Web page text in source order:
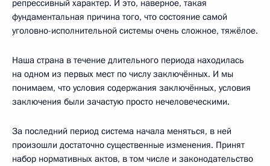
репрессивный характер. И это, наверное, такая
фундаментальная причина того, что состояние самой
уголовно-исполнительной системы очень сложное, тяжёлое.
Наша страна в течение длительного периода находилась
на одном из первых мест по числу заключённых. И мы
понимаем, что условия содержания заключённых, условия
заключения были зачастую просто нечеловеческими.
За последний период система начала меняться, в ней
произошли достаточно существенные изменения. Принят
набор нормативных актов, в том числе и законодательство